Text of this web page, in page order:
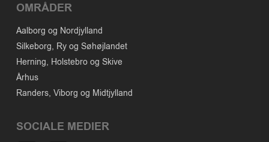
OMRÅDER
Aalborg og Nordjylland
Silkeborg, Ry og Søhøjlandet
Herning, Holstebro og Skive
Århus
Randers, Viborg og Midtjylland
SOCIALE MEDIER